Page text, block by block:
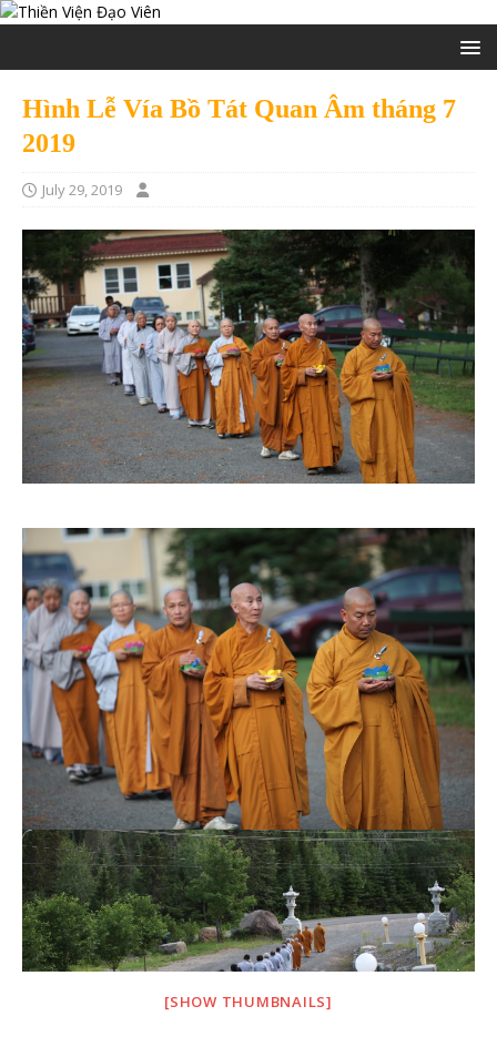
Hình Lễ Vía Bồ Tát Quan Âm tháng 7
2019
July 29, 2019
[SHOW THUMBNAILS]